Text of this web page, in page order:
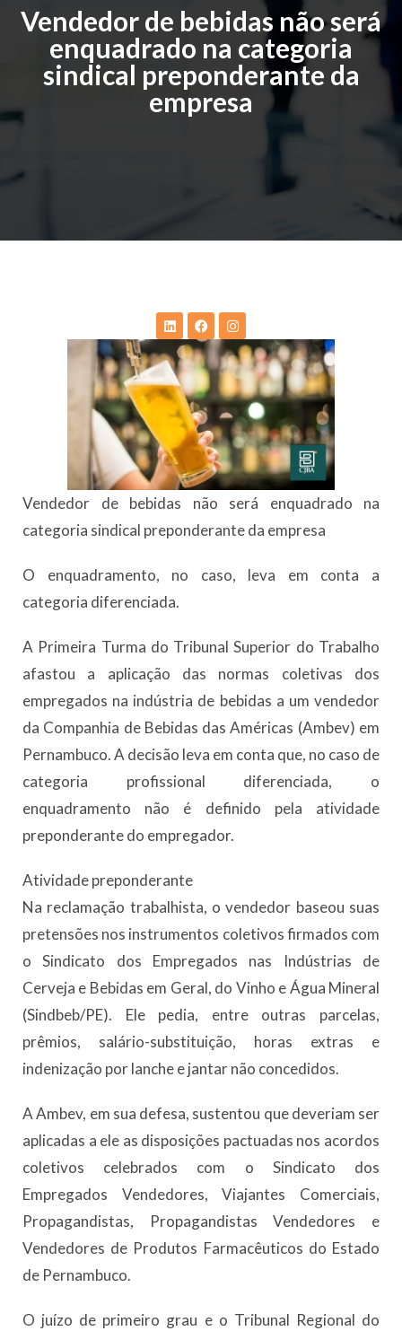
Vendedor de bebidas não será
enquadrado na categoria
sindical preponderante da
empresa
Vendedor de bebidas não será enquadrado na
categoria sindical preponderante da empresa
O enquadramento, no caso, leva em conta a
categoria diferenciada.
A Primeira Turma do Tribunal Superior do Trabalho
afastou a aplicação das normas coletivas dos
empregados na indústria de bebidas a um vendedor
da Companhia de Bebidas das Américas (Ambev) em
Pernambuco. A decisão leva em conta que, no caso de
categoria profissional diferenciada, o
enquadramento não é definido pela atividade
preponderante do empregador.
Atividade preponderante
Na reclamação trabalhista, o vendedor baseou suas
pretensões nos instrumentos coletivos firmados com
o Sindicato dos Empregados nas Indústrias de
Cerveja e Bebidas em Geral, do Vinho e Água Mineral
(Sindbeb/PE). Ele pedia, entre outras parcelas,
prêmios, salário-substituição, horas extras e
indenização por lanche e jantar não concedidos.
A Ambev, em sua defesa, sustentou que deveriam ser
aplicadas a ele as disposições pactuadas nos acordos
coletivos celebrados com o Sindicato dos
Empregados Vendedores, Viajantes Comerciais,
Propagandistas, Propagandistas Vendedores e
Vendedores de Produtos Farmacêuticos do Estado
de Pernambuco.
O juízo de primeiro grau e o Tribunal Regional do